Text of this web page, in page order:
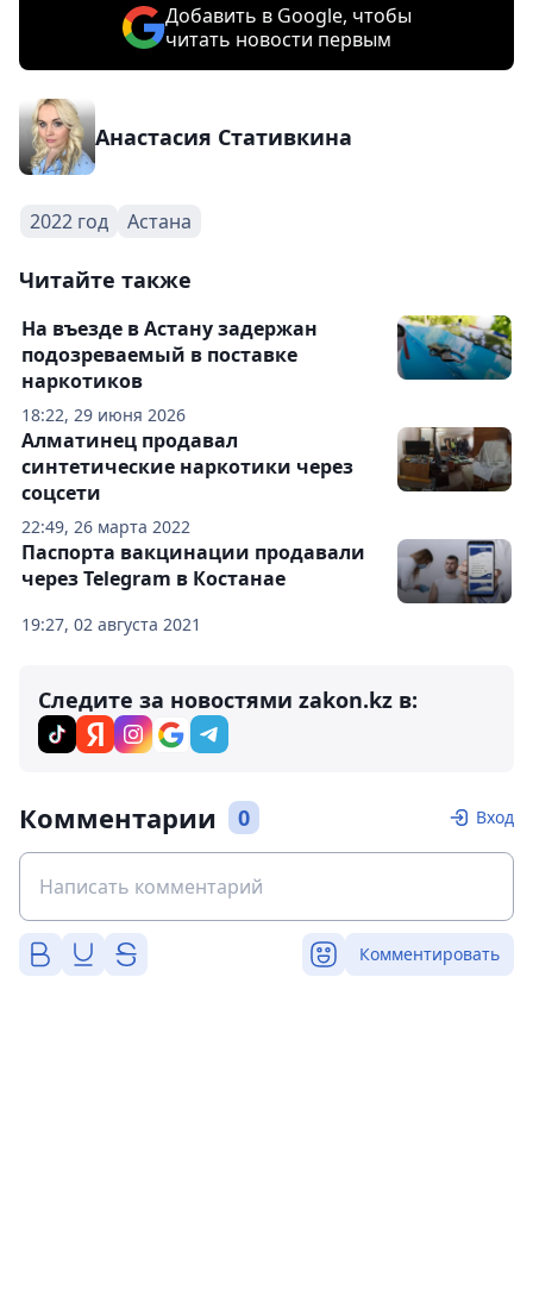
Добавить в Google, чтобы
читать новости первым
Анастасия Стативкина
2022 год Астана
Читайте также
18:22, 29 июня 2026
На въезде в Астану задержан
подозреваемый в поставке
наркотиков
22:49, 26 марта 2022
Алматинец продавал
синтетические наркотики через
соцсети
19:27, 02 августа 2021
Паспорта вакцинации продавали
через Telegram в Костанае
Следите за новостями zakon.kz в:
Комментарии 0 Вход
Комментировать